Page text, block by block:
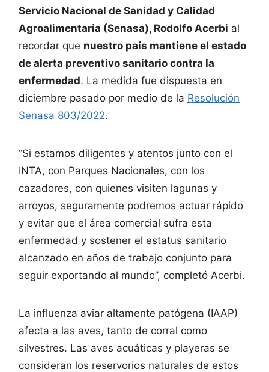
Servicio Nacional de Sanidad y Calidad
Agroalimentaria (Senasa), Rodolfo Acerbi al
recordar que nuestro país mantiene el estado
de alerta preventivo sanitario contra la
enfermedad. La medida fue dispuesta en
diciembre pasado por medio de la Resolución
Senasa 803/2022.
“Si estamos diligentes y atentos junto con el
INTA, con Parques Nacionales, con los
cazadores, con quienes visiten lagunas y
arroyos, seguramente podremos actuar rápido
y evitar que el área comercial sufra esta
enfermedad y sostener el estatus sanitario
alcanzado en años de trabajo conjunto para
seguir exportando al mundo”, completó Acerbi.
La influenza aviar altamente patógena (IAAP)
afecta a las aves, tanto de corral como
silvestres. Las aves acuáticas y playeras se
consideran los reservorios naturales de estos